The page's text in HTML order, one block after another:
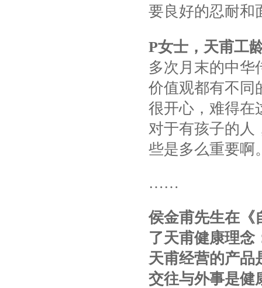
要良好的忍耐和
P女士，天甫工
多次月末的中华
价值观都有不同
很开心，难得在
对于有孩子的人
些是多么重要啊
……
侯金甫先生在《
了天甫健康理念
天甫经营的产品
交往与外事是健